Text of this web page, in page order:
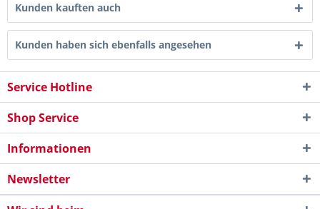
Kunden kauften auch
Kunden haben sich ebenfalls angesehen
Service Hotline
Shop Service
Informationen
Newsletter